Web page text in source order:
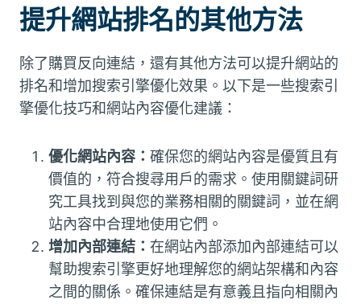
提升網站排名的其他方法
除了購買反向連結，還有其他方法可以提升網站的
排名和增加搜索引擎優化效果。以下是一些搜索引
擎優化技巧和網站內容優化建議：
優化網站內容： 確保您的網站內容是優質且有
價值的，符合搜尋用戶的需求。使用關鍵詞研
究工具找到與您的業務相關的關鍵詞，並在網
站內容中合理地使用它們。
增加內部連結： 在網站內部添加內部連結可以
幫助搜索引擎更好地理解您的網站架構和內容
之間的關係。確保連結是有意義且指向相關內